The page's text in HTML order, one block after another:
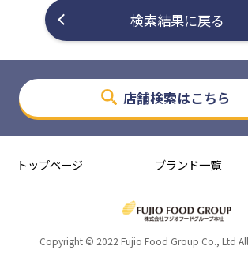
検索結果に戻る
店舗検索はこちら
トップページ ブランド一覧
Copyright © 2022 Fujio Food Group Co., Ltd All